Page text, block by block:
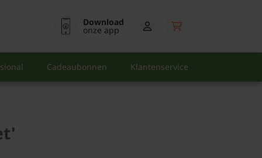
Download
onze app
Cadeaubonnen Klantenservice